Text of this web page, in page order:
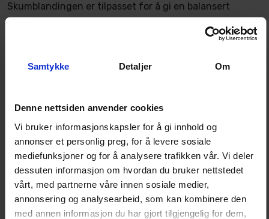
Samtykke Detaljer Om
Denne nettsiden anvender cookies
Vi bruker informasjonskapsler for å gi innhold og
annonser et personlig preg, for å levere sosiale
mediefunksjoner og for å analysere trafikken vår. Vi deler
dessuten informasjon om hvordan du bruker nettstedet
vårt, med partnerne våre innen sosiale medier,
annonsering og analysearbeid, som kan kombinere den
med annen informasjon du har gjort tilgjengelig for dem,
Skumblandingen er tilpasset for å gi en balansert
Menzerna Polish & Pads-systemet og benyttes som
deretter Medium Cut for videre korrigering og glans, og
Egenskaper
Gir god balanse mellom korrigering og glans.
Skum med jevn og stabil struktur over tid.
Safety edge som reduserer risiko for skader på kanter
og detaljer.